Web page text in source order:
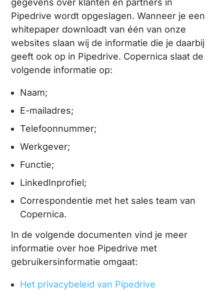
gegevens over klanten en partners in
Pipedrive wordt opgeslagen. Wanneer je een
whitepaper downloadt van één van onze
websites slaan wij de informatie die je daarbij
geeft ook op in Pipedrive. Copernica slaat de
volgende informatie op:
Naam;
E-mailadres;
Telefoonnummer;
Werkgever;
Functie;
LinkedInprofiel;
Correspondentie met het sales team van
Copernica.
In de volgende documenten vind je meer
informatie over hoe Pipedrive met
gebruikersinformatie omgaat:
Het privacybeleid van Pipedrive